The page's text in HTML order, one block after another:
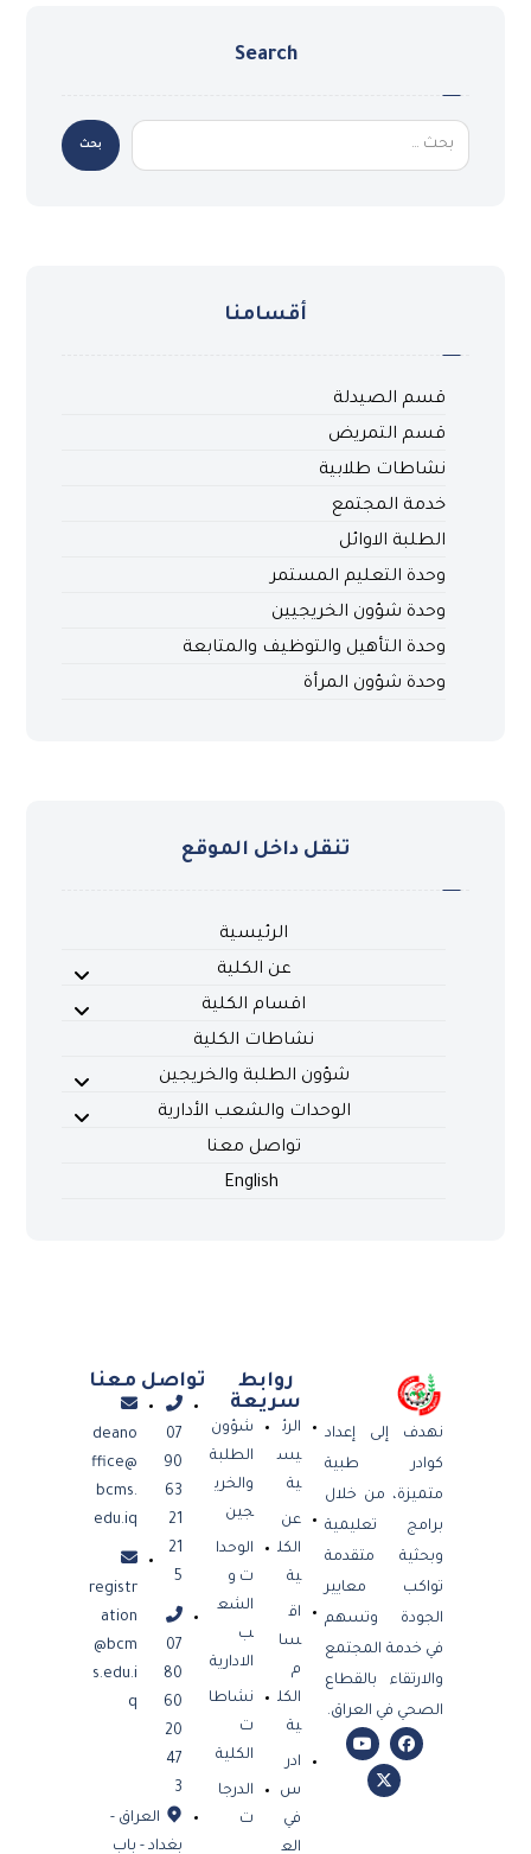
Search
بحث
أقسامنا
قسم الصيدلة
قسم التمريض
نشاطات طلابية
خدمة المجتمع
الطلبة الاوائل
وحدة التعليم المستمر
وحدة شؤون الخريجيين
وحدة التأهيل والتوظيف والمتابعة
وحدة شؤون المرأة
تنقل داخل الموقع
الرئيسية
عن الكلية
اقسام الكلية
نشاطات الكلية
شؤون الطلبة والخريجين
الوحدات والشعب الأدارية
تواصل معنا
English
نهدف إلى إعداد
كوادر طبية
متميزة، من خلال
برامج تعليمية
وبحثية متقدمة
تواكب معايير
الجودة وتسهم
في خدمة المجتمع
والارتقاء بالقطاع
الصحي في العراق.
روابط
سريعة
الرئ
يس
ية
عن
الكل
ية
اق
سا
م
الكل
ية
ادر
س
في
الع
شؤون
الطلبة
والخري
جين
الوحدا
ت و
الشع
ب
الادارية
نشاطا
ت
الكلية
الدرجا
ت
تواصل معنا
07
90
63
21
21
5
07
80
60
20
47
3
deano
ffice@
bcms.
edu.iq
registr
ation
@bcm
s.edu.i
q
العراق -
بغداد - باب